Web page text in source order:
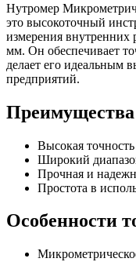
Нутромер
это высокоточный
измерения внутренних
мм. Он обеспечивает
делает его
предприятий.
Преимущества
Высокая
Широкий
Прочная и
Простота в
Особенности